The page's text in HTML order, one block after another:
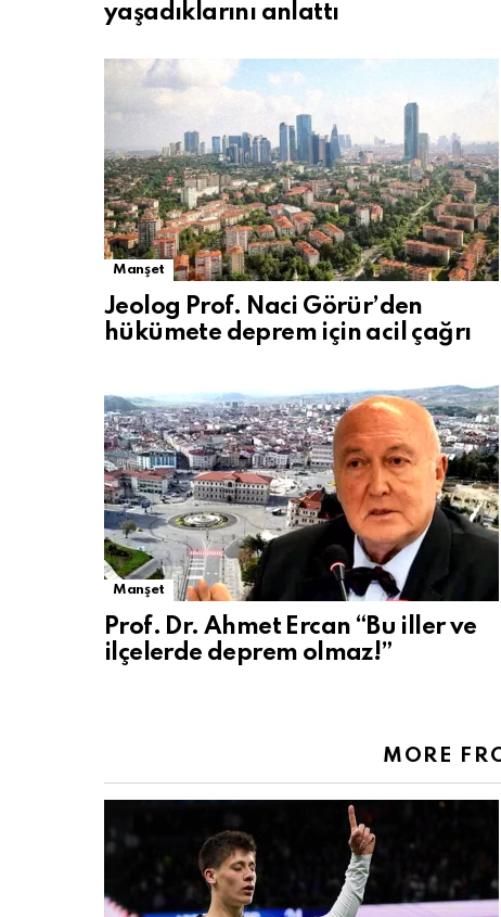
yaşadıklarını anlattı
Manşet
Jeolog Prof. Naci Görür’den
hükümete deprem için acil çağrı
Manşet
Prof. Dr. Ahmet Ercan “Bu iller ve
ilçelerde deprem olmaz!”
MORE